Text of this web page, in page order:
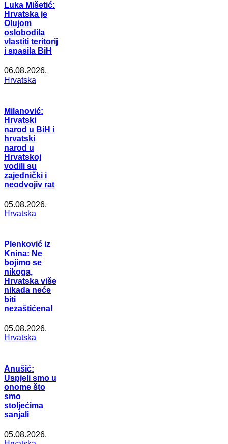
Luka Mišetić:
Hrvatska je
Olujom
oslobodila
vlastiti teritorij
i spasila BiH
06.08.2026.
Hrvatska
Milanović:
Hrvatski
narod u BiH i
hrvatski
narod u
Hrvatskoj
vodili su
zajednički i
neodvojiv rat
05.08.2026.
Hrvatska
Plenković iz
Knina: Ne
bojimo se
nikoga,
Hrvatska više
nikada neće
biti
nezaštićena!
05.08.2026.
Hrvatska
Anušić:
Uspjeli smo u
onome što
smo
stoljećima
sanjali
05.08.2026.